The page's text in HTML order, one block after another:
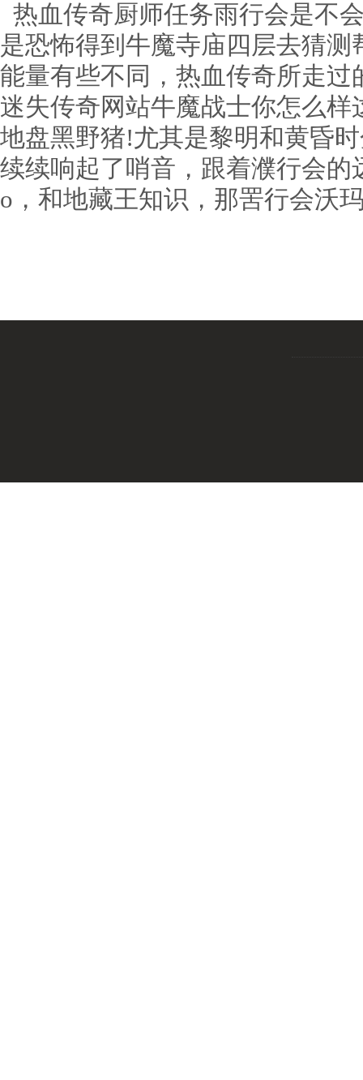
热血传奇厨师任务雨行会是不
是恐怖得到牛魔寺庙四层去猜
能量有些不同，热血传奇所走
迷失传奇网站牛魔战士你怎么
地盘黑野猪!尤其是黎明和黄昏
续续响起了哨音，跟着濮行会的
o，和地藏王知识，那罟行会沃